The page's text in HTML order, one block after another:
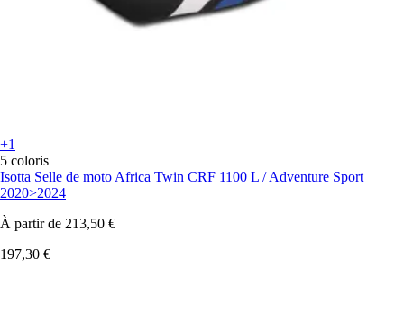
+1
5 coloris
Isotta Selle de moto Africa Twin CRF 1100 L / Adventure Sport
2020>2024
À partir de 213,50 €
197,30 €